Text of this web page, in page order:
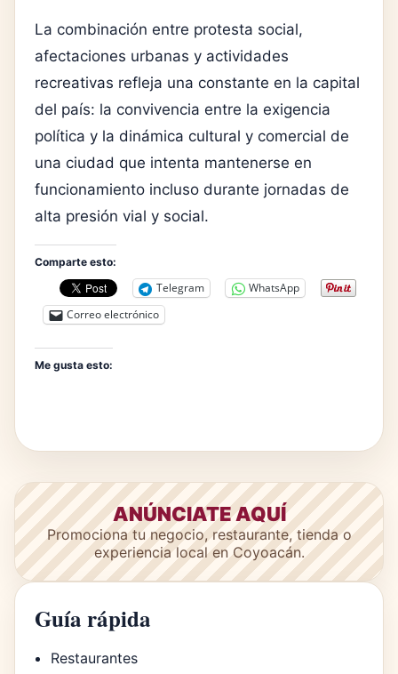
La combinación entre protesta social,
afectaciones urbanas y actividades
recreativas refleja una constante en la capital
del país: la convivencia entre la exigencia
política y la dinámica cultural y comercial de
una ciudad que intenta mantenerse en
funcionamiento incluso durante jornadas de
alta presión vial y social.
Comparte esto:
Telegram
WhatsApp
Correo electrónico
Me gusta esto:
ANÚNCIATE AQUÍ
Promociona tu negocio, restaurante, tienda o
experiencia local en Coyoacán.
Guía rápida
Restaurantes